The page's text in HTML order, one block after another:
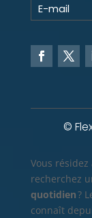
©
Vous résidez
recherchez
quotidien?
connaît